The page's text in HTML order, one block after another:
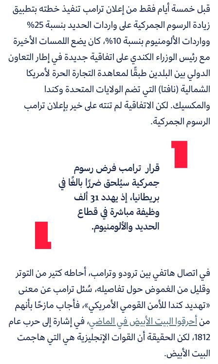
قبل خمسة أيام فقط من إعلان ترامب تنفيذ خطته بتطبيق
زيادة الرسوم الجمركية على واردات الحديد بنسبة 25%
وواردات الألومنيوم بنسبة 10%، كان يضع اللمسات الأخيرة
مع رئيس الوزراء الكندي على اتفاقية جديدة في إطار التعاون
الدولي بين البلدين طبقًا لمعاهدة التجارة الحرة لأمريكا
الشمالية (نافتا) التي تضم الولايات المتحدة وكندا
والمكسيك. لكن الاتفاقية لم تنته على خير بإعلان ترامب
الرسوم الجمركية.
قرار ترامب فرض رسوم
جمركية سيُلحق ضررًا بالغًا في
بريطانيا، إذ يهدد 31 ألف
وظيفة مباشرة في قطاع
الحديد والألومنيوم.
في اتصال هاتفي بين ترودو وترامب، أحاطه كتير من التوتر
وقليل من الغموض حول تفاصيله، سُئل ترامب عن معنى
«تهديد كندا للأمن القومي الأمريكي»، فأجاب مازحًا بأنهم
منأحرقوا البيت الأبيض في الماضي،في إشارة إلى حرب عام
1812، لكن الحقيقة أن القوات الإنجليزية هي التي هاجمت
البيت الأبيض.